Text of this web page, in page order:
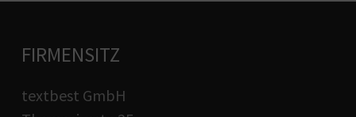
FIRMENSITZ
textbest GmbH